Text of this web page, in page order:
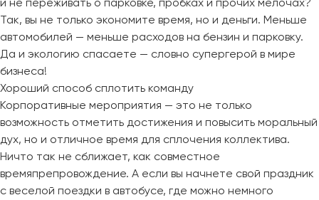
Так, вы не только экономите время, но и деньги. Меньше
автомобилей — меньше расходов на бензин и парковку.
Да и экологию спасаете — словно супергерой в мире
бизнеса!
Хороший способ сплотить команду
Корпоративные мероприятия — это не только
возможность отметить достижения и повысить моральный
дух, но и отличное время для сплочения коллектива.
Ничто так не сближает, как совместное
времяпрепровождение. А если вы начнете свой праздник
с веселой поездки в автобусе, где можно немного